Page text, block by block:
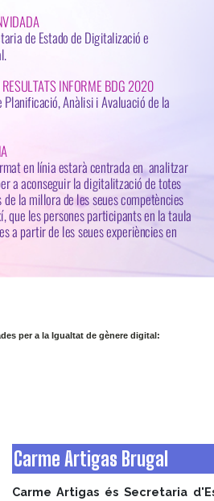
per a la Igualtat de gènere digital:
Carme Artigas Brugal
Carme Artigas és Secretaria